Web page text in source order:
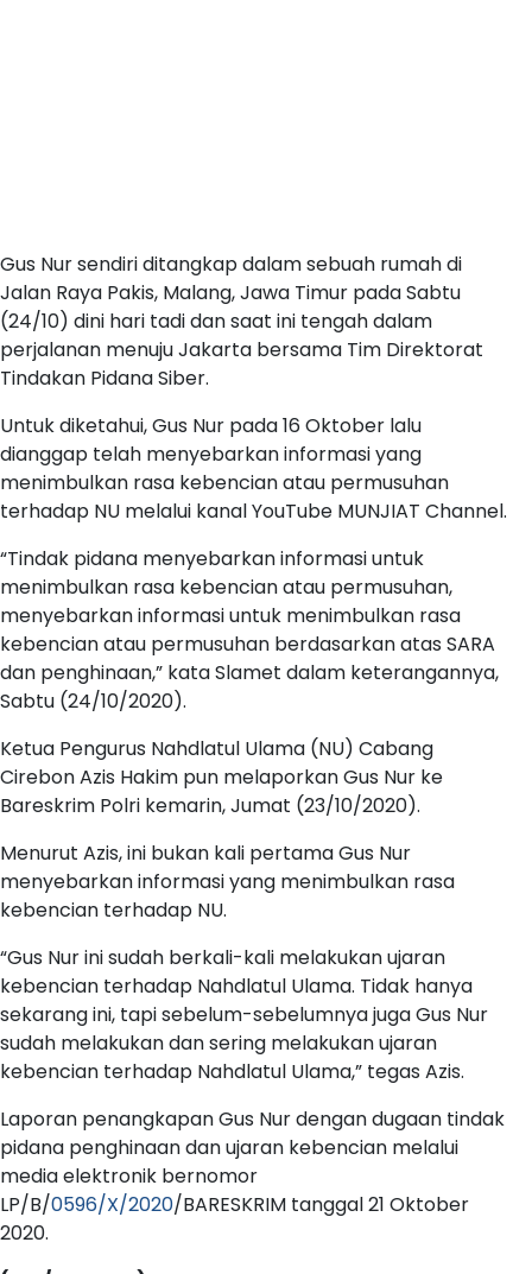
Gus Nur sendiri ditangkap dalam sebuah rumah di
Jalan Raya Pakis, Malang, Jawa Timur pada Sabtu
(24/10) dini hari tadi dan saat ini tengah dalam
perjalanan menuju Jakarta bersama Tim Direktorat
Tindakan Pidana Siber.
Untuk diketahui, Gus Nur pada 16 Oktober lalu
dianggap telah menyebarkan informasi yang
menimbulkan rasa kebencian atau permusuhan
terhadap NU melalui kanal YouTube MUNJIAT Channel.
“Tindak pidana menyebarkan informasi untuk
menimbulkan rasa kebencian atau permusuhan,
menyebarkan informasi untuk menimbulkan rasa
kebencian atau permusuhan berdasarkan atas SARA
dan penghinaan,” kata Slamet dalam keterangannya,
Sabtu (24/10/2020).
Ketua Pengurus Nahdlatul Ulama (NU) Cabang
Cirebon Azis Hakim pun melaporkan Gus Nur ke
Bareskrim Polri kemarin, Jumat (23/10/2020).
Menurut Azis, ini bukan kali pertama Gus Nur
menyebarkan informasi yang menimbulkan rasa
kebencian terhadap NU.
“Gus Nur ini sudah berkali-kali melakukan ujaran
kebencian terhadap Nahdlatul Ulama. Tidak hanya
sekarang ini, tapi sebelum-sebelumnya juga Gus Nur
sudah melakukan dan sering melakukan ujaran
kebencian terhadap Nahdlatul Ulama,” tegas Azis.
Laporan penangkapan Gus Nur dengan dugaan tindak
pidana penghinaan dan ujaran kebencian melalui
media elektronik bernomor
LP/B/0596/X/2020/BARESKRIM tanggal 21 Oktober
2020.